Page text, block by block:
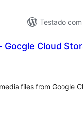
Testado
Google Cloud
files from Google